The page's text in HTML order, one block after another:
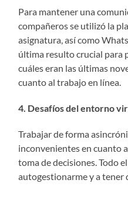
Para mantener una
compañeros se utilizó la
asignatura, así como
última resulto crucial para
cuáles eran las últimas
cuanto al trabajo en línea.
4. Desafíos del entorno
Trabajar de forma
inconvenientes en cuanto
toma de decisiones. Todo
autogestionarme y a tener